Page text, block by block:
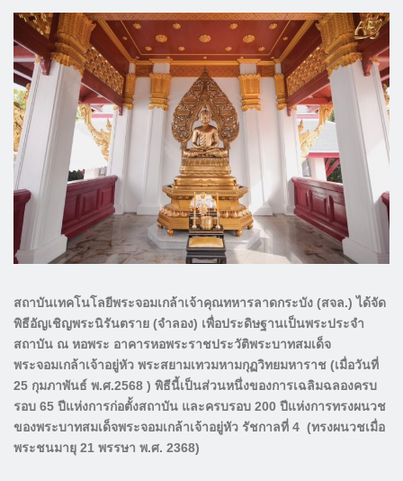
สถาบันเทคโนโลยีพระจอมเกล้าเจ้าคุณทหารลาดกระบัง (สจล.) ได้จัด
พิธีอัญเชิญพระนิรันตราย (จำลอง) เพื่อประดิษฐานเป็นพระประจำ
สถาบัน ณ หอพระ อาคารหอพระราชประวัติพระบาทสมเด็จ
พระจอมเกล้าเจ้าอยู่หัว พระสยามเทวมหามกุฏวิทยมหาราช (เมื่อวันที่
25 กุมภาพันธ์ พ.ศ.2568 ) พิธีนี้เป็นส่วนหนึ่งของการเฉลิมฉลองครบ
รอบ 65 ปีแห่งการก่อตั้งสถาบัน และครบรอบ 200 ปีแห่งการทรงผนวช
ของพระบาทสมเด็จพระจอมเกล้าเจ้าอยู่หัว รัชกาลที่ 4 (ทรงผนวชเมื่อ
พระชนมายุ 21 พรรษา พ.ศ. 2368)